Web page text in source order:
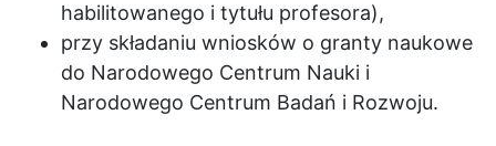
habilitowanego i tytułu profesora),
przy składaniu wniosków o granty naukowe
do Narodowego Centrum Nauki i
Narodowego Centrum Badań i Rozwoju.